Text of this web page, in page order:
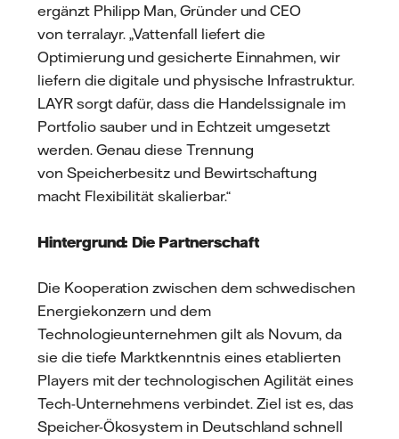
ergänzt Philipp Man, Gründer und CEO
von terralayr. „Vattenfall liefert die
Optimierung und gesicherte Einnahmen, wir
liefern die digitale und physische Infrastruktur.
LAYR sorgt dafür, dass die Handelssignale im
Portfolio sauber und in Echtzeit umgesetzt
werden. Genau diese Trennung
von Speicherbesitz und Bewirtschaftung
macht Flexibilität skalierbar.“
Hintergrund: Die Partnerschaft
Die Kooperation zwischen dem schwedischen
Energiekonzern und dem
Technologieunternehmen gilt als Novum, da
sie die tiefe Marktkenntnis eines etablierten
Players mit der technologischen Agilität eines
Tech-Unternehmens verbindet. Ziel ist es, das
Speicher-Ökosystem in Deutschland schnell